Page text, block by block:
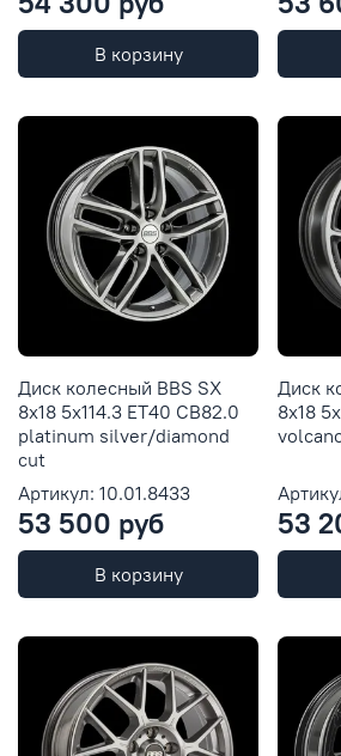
В корзину
Диск колесный BBS SX
8x18 5x114.3 ET40 CB82.0
platinum silver/diamond
cut
Артикул: 10.01.8433
53 500 руб
В корзину
Диск
8x18
53